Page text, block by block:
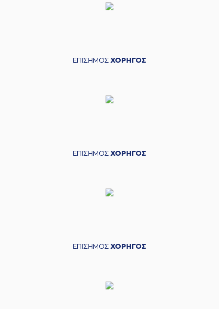
ΕΠΙΣΗΜΟΣ ΧΟΡΗΓΟΣ
ΕΠΙΣΗΜΟΣ ΧΟΡΗΓΟΣ
ΕΠΙΣΗΜΟΣ ΧΟΡΗΓΟΣ